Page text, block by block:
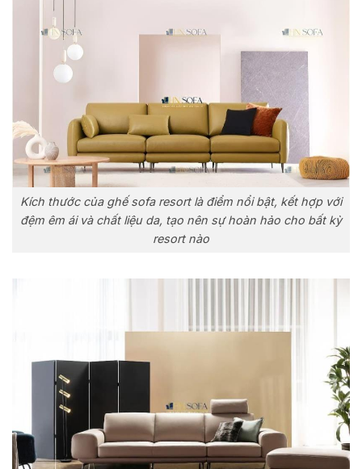
Kích thước của ghế sofa resort là điểm nổi bật, kết hợp với
đệm êm ái và chất liệu da, tạo nên sự hoàn hảo cho bất kỳ
resort nào